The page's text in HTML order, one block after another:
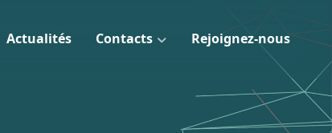
Actualités Contacts Rejoignez-nous